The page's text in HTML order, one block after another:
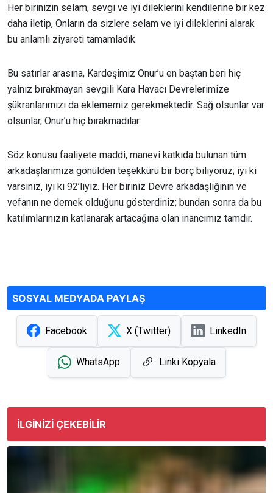
Her birinizin selam, sevgi ve iyi dileklerini kendilerine bir kez
daha iletip, Onların da sizlere selam ve iyi dileklerini alarak
bu anlamlı ziyareti tamamladık.
Bu satırlar arasına, Kardeşimiz Onur’u en baştan beri hiç
yalnız bırakmayan sevgili Kara Havacı Devrelerimize
şükranlarımızı da eklememiz gerekmektedir. Sağ olsunlar var
olsunlar, Onur’u hiç bırakmadılar.
Söz konusu faaliyete maddi, manevi katkıda bulunan tüm
arkadaşlarımıza gönülden teşekkürü bir borç biliyoruz; iyi ki
varsınız, iyi ki 92’liyiz. Her biriniz Devre arkadaşlığının ve
vefanın ne demek olduğunu gösterdiniz; bundan sonra da bu
katılımlarınızın katlanarak artacağına olan inancımız tamdır.
SOSYAL MEDYADA PAYLAŞ
Facebook X (Twitter) LinkedIn
WhatsApp Linki Kopyala
İLGINIZI ÇEKEBILIR